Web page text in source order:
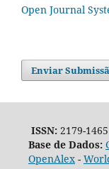
Open Journal
Enviar
ISSN:2179-
Base de Dados:
OpenAlex-